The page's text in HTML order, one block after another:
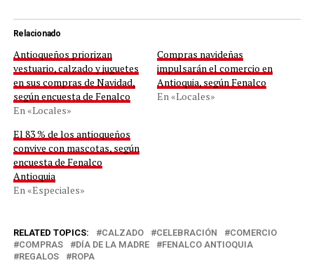
Relacionado
Antioqueños priorizan
vestuario, calzado y juguetes
en sus compras de Navidad,
según encuesta de Fenalco
En «Locales»
Compras navideñas
impulsarán el comercio en
Antioquia, según Fenalco
En «Locales»
El 83 % de los antioqueños
convive con mascotas, según
encuesta de Fenalco
Antioquia
En «Especiales»
RELATED TOPICS: CALZADO CELEBRACIÓN
COMERCIO
COMPRAS
DÍA DE LA MADRE
FENALCO ANTIOQUIA
REGALOS
ROPA